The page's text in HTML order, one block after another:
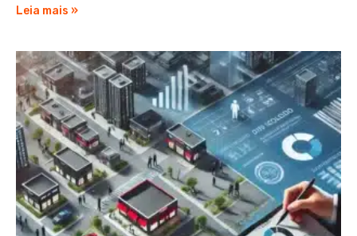
Leia mais »